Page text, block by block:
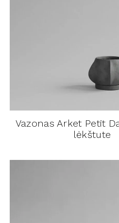
Vazonas Arket Petit
lėkštute